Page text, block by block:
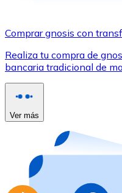
Utiliza tarjetas Visa
Comprar con tarjeta
Compra tarjetas
Ir a la tienda de
Comprar gnosis con
Realiza tu compra de
bancaria tradicional de
Ver más